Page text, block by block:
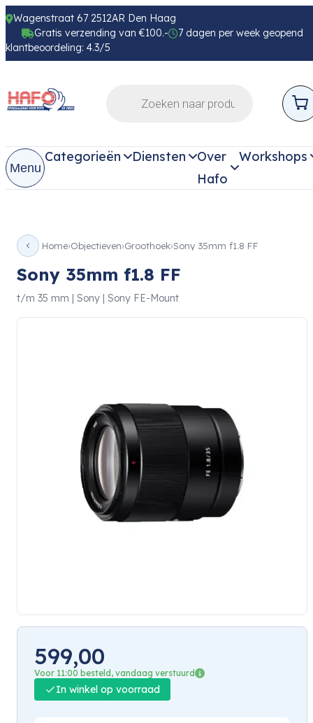
Wagenstraat 67 2512AR Den Haag
Gratis verzending van €100.-
7 dagen per week geopend
klantbeoordeling: 4.3/5
Menu
Categorieën Diensten
Over
Hafo
Workshops
Home Objectieven Groothoek Sony 35mm f1.8 FF
Sony 35mm f1.8 FF
t/m 35 mm | Sony | Sony FE-Mount
599,00
Voor 11:00 besteld, vandaag verstuurd
In winkel op voorraad